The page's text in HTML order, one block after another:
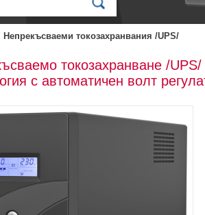
Непрекъсваеми токозахранвания /UPS/
токозахранване /
с автоматичен волт